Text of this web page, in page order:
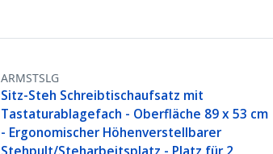
ARMSTSLG
Sitz-Steh Schreibtischaufsatz mit
Tastaturablagefach - Oberfläche 89 x 53 cm
- Ergonomischer Höhenverstellbarer
Stehpult/Steharbeitsplatz - Platz für 2